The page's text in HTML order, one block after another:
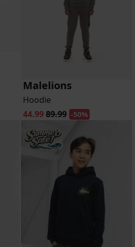
Malelions
Hoodie
44.9989.99 -50%